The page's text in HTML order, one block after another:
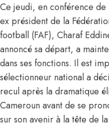
Ce jeudi, en conférence de
ex président de la
football (FAF), Charaf
annoncé sa départ, a
dans ses fonctions. Il est
sélectionneur national a
recul après la dramatique
Cameroun avant de se
sur son avenir à la tête de